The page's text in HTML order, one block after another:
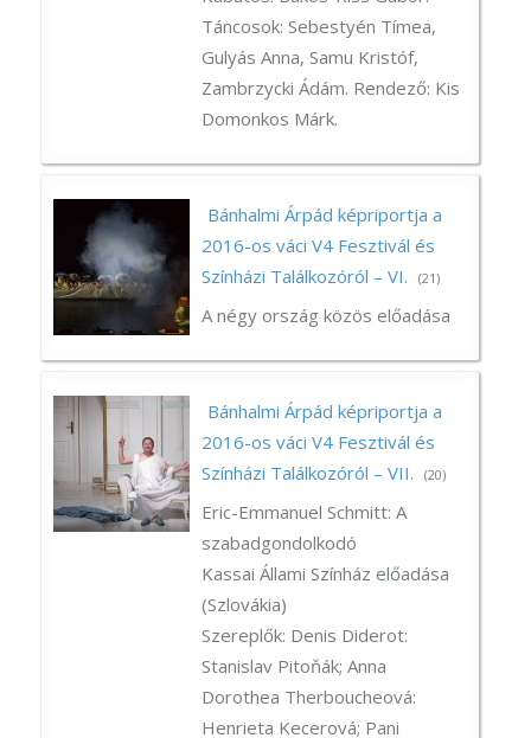
Táncosok: Sebestyén Tímea,
Gulyás Anna, Samu Kristóf,
Zambrzycki Ádám. Rendező: Kis
Domonkos Márk.
Bánhalmi Árpád képriportja a
2016-os váci V4 Fesztivál és
Színházi Találkozóról – VI.
(21)
A négy ország közös előadása
Bánhalmi Árpád képriportja a
2016-os váci V4 Fesztivál és
Színházi Találkozóról – VII.
(20)
Eric-Emmanuel Schmitt: A
szabadgondolkodó
Kassai Állami Színház előadása
(Szlovákia)
Szereplők: Denis Diderot:
Stanislav Pitoňák; Anna
Dorothea Therboucheová:
Henrieta Kecerová; Pani